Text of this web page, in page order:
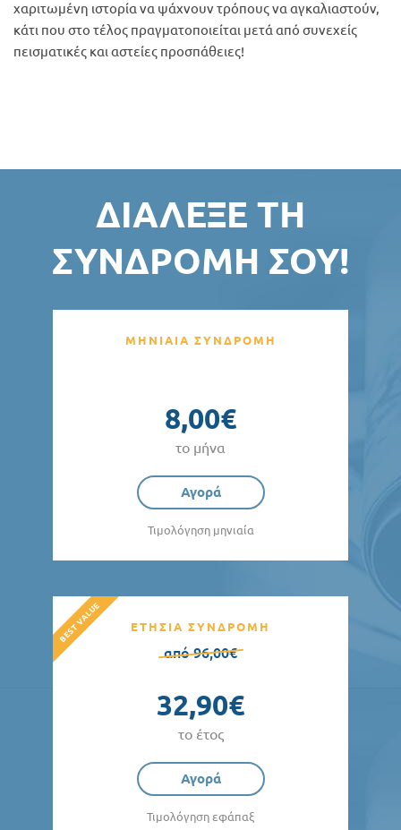
χαριτωμένη ιστορία να ψάχνουν τρόπους να αγκαλιαστούν,
κάτι που στο τέλος πραγματοποιείται μετά από συνεχείς
πεισματικές και αστείες προσπάθειες!
ΔΙΆΛΕΞΕ ΤΗ
ΣΥΝΔΡΟΜΉ ΣΟΥ!
ΜΗΝΙΑΙΑ ΣΥΝΔΡΟΜΗ
8,00€
το μήνα
Αγορά
Τιμολόγηση μηνιαία
ΕΤΗΣΙΑ ΣΥΝΔΡΟΜΗ
από 96,00€
32,90€
το έτος
Αγορά
Τιμολόγηση εφάπαξ